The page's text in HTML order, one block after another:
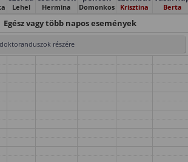
Lehel Hermina Domonkos Krisztina Berta
Egész vagy több napos események
részére